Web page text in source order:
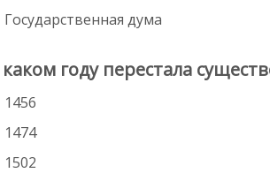
Государственная дума
году перестала
1456
1474
1502